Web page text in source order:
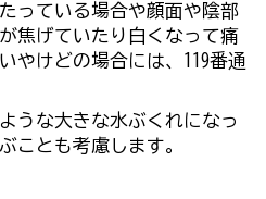
っている場合や顔面や陰部
焦げていたり白くなって痛
やけどの場合には、119番通
うな大きな水ぶくれになっ
ことも考慮します。